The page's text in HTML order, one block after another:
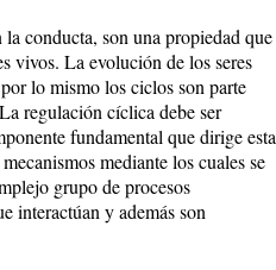
conducta, son una propiedad que
vivos. La evolución de los seres
lo mismo los ciclos son parte
regulación cíclica debe ser
fundamental que dirige esta
mediante los cuales se
grupo de procesos
interactúan y además son